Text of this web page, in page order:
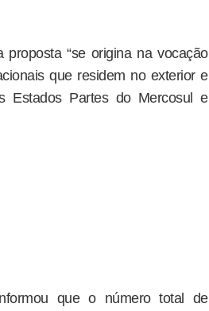
“se origina na vocação
que residem no exterior e
Estados Partes do Mercosul e
que o número total de